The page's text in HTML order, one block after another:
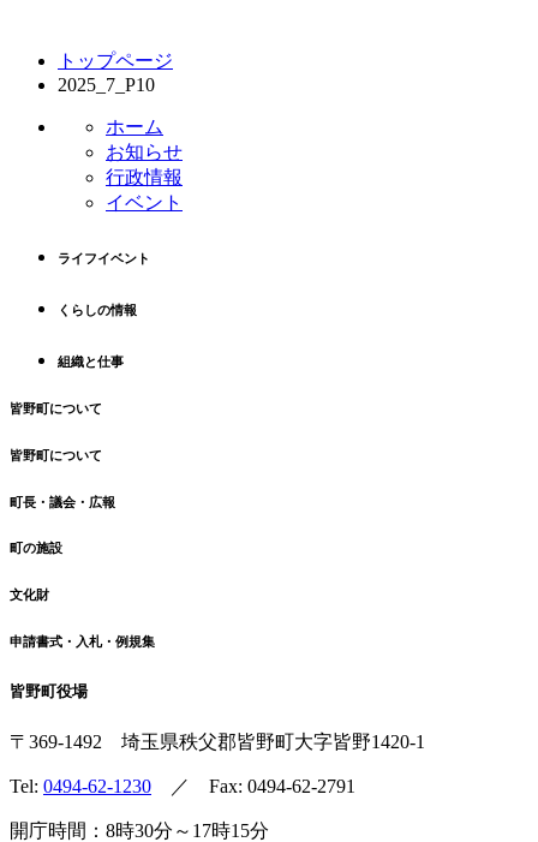
トップページ
2025_7_P10
ホーム
お知らせ
行政情報
イベント
ライフイベント
くらしの情報
組織と仕事
皆野町について
皆野町について
町長・議会・広報
町の施設
文化財
申請書式・入札・例規集
皆野町役場
〒369-1492 埼玉県秩父郡皆野町大字皆野1420-1
Tel: 0494-62-1230 ／ Fax: 0494-62-2791
開庁時間：8時30分～17時15分